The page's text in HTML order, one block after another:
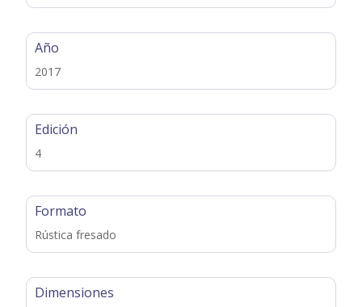
Año
2017
Edición
4
Formato
Rústica fresado
Dimensiones